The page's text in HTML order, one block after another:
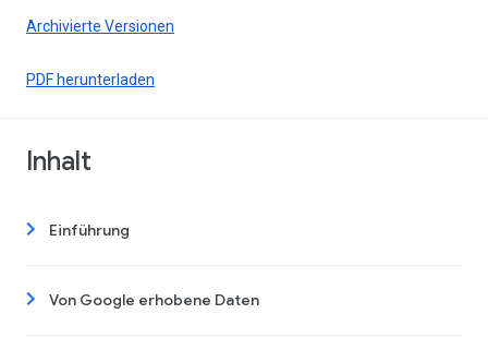
Archivierte Versionen
PDF herunterladen
Inhalt
Einführung
Von Google erhobene Daten